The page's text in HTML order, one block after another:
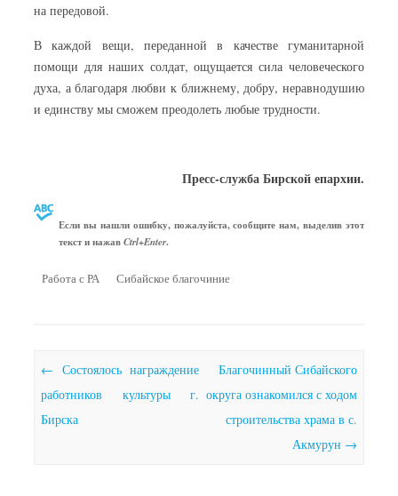
на передовой.
В каждой вещи, переданной в качестве гуманитарной
помощи для наших солдат, ощущается сила человеческого
духа, а благодаря любви к ближнему, добру, неравнодушию
и единству мы сможем преодолеть любые трудности.
Пресс-служба Бирской епархии.
Если вы нашли ошибку, пожалуйста, сообщите нам, выделив этот
текст и нажавCtrl+Enter.
Работа с РА Сибайское благочиние
Почтовая навигация
← Состоялось награждение
работников культуры г.
Бирска
Благочинный Сибайского
округа ознакомился с ходом
строительства храма в с.
Акмурун →